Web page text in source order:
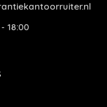
18:00